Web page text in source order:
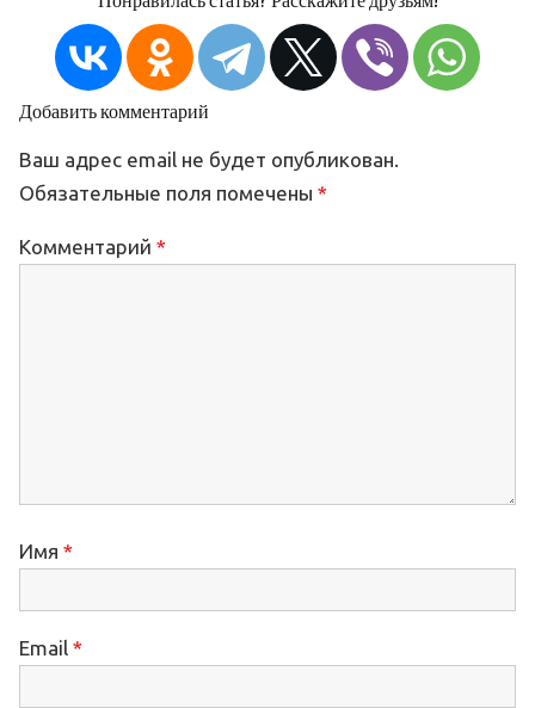
Добавить комментарий
Ваш адрес email не будет опубликован.
Обязательные поля помечены *
Комментарий *
Имя *
Email *